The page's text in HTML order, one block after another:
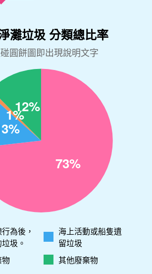
為後，
圾。
海上活動或船隻遺
留垃圾
物
其他廢棄物